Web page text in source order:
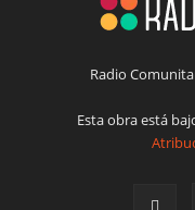
Radio
Esta obra está